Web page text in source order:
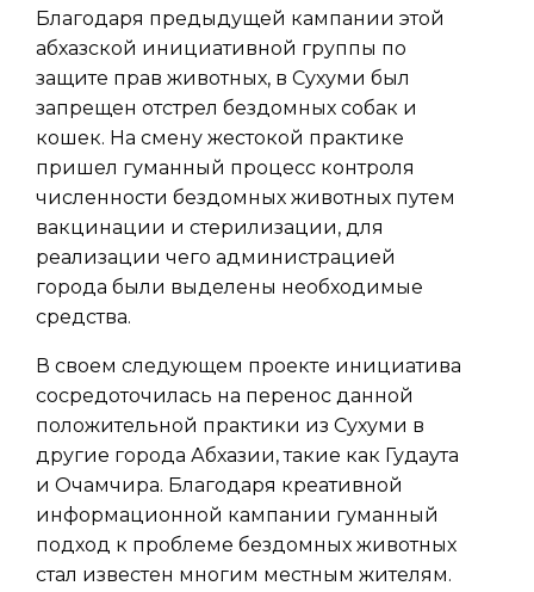
Благодаря предыдущей кампании этой
абхазской инициативной группы по
защите прав животных, в Сухуми был
запрещен отстрел бездомных собак и
кошек. На смену жестокой практике
пришел гуманный процесс контроля
численности бездомных животных путем
вакцинации и стерилизации, для
реализации чего администрацией
города были выделены необходимые
средства.
В своем следующем проекте инициатива
сосредоточилась на перенос данной
положительной практики из Сухуми в
другие города Абхазии, такие как Гудаута
и Очамчира. Благодаря креативной
информационной кампании гуманный
подход к проблеме бездомных животных
стал известен многим местным жителям.